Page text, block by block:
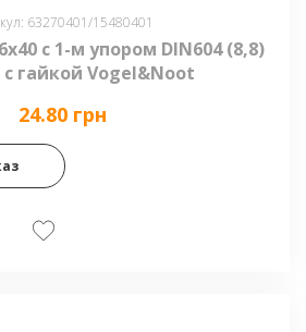
63270401/15480401
с 1-м упором DIN604 (8,8)
гайкой Vogel&Noot
24.80 грн